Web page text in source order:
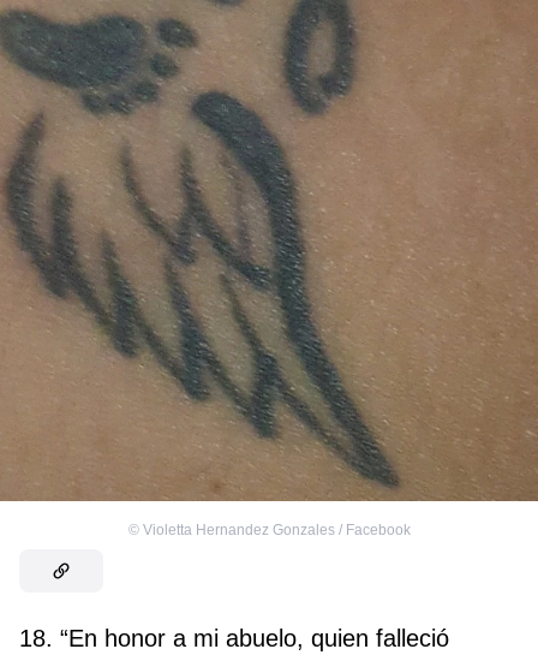
© Violetta Hernandez Gonzales / Facebook
18. “En honor a mi abuelo, quien falleció